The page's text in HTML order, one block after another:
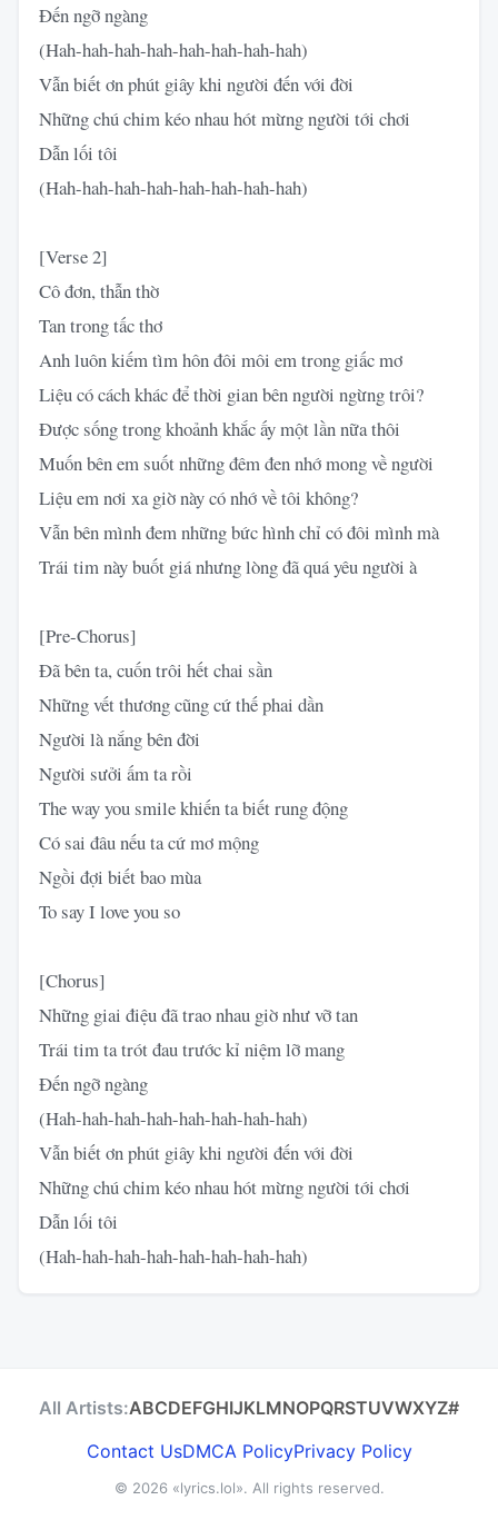
Đến ngỡ ngàng
(Hah-hah-hah-hah-hah-hah-hah-hah)
Vẫn biết ơn phút giây khi người đến với đời
Những chú chim kéo nhau hót mừng người tới chơi
Dẫn lối tôi
(Hah-hah-hah-hah-hah-hah-hah-hah)
[Verse 2]
Cô đơn, thẫn thờ
Tan trong tấc thơ
Anh luôn kiếm tìm hôn đôi môi em trong giấc mơ
Liệu có cách khác để thời gian bên người ngừng trôi?
Được sống trong khoảnh khắc ấy một lần nữa thôi
Muốn bên em suốt những đêm đen nhớ mong về người
Liệu em nơi xa giờ này có nhớ về tôi không?
Vẫn bên mình đem những bức hình chỉ có đôi mình mà
Trái tim này buốt giá nhưng lòng đã quá yêu người à
[Pre-Chorus]
Đã bên ta, cuốn trôi hết chai sần
Những vết thương cũng cứ thế phai dần
Người là nắng bên đời
Người sưởi ấm ta rồi
The way you smile khiến ta biết rung động
Có sai đâu nếu ta cứ mơ mộng
Ngồi đợi biết bao mùa
To say I love you so
[Chorus]
Những giai điệu đã trao nhau giờ như vỡ tan
Trái tim ta trót đau trước kỉ niệm lỡ mang
Đến ngỡ ngàng
(Hah-hah-hah-hah-hah-hah-hah-hah)
Vẫn biết ơn phút giây khi người đến với đời
Những chú chim kéo nhau hót mừng người tới chơi
Dẫn lối tôi
(Hah-hah-hah-hah-hah-hah-hah-hah)
All Artists:ABCDEFGHIJKLMNOPQRSTUVWXYZ#
Contact UsDMCA PolicyPrivacy Policy
© 2026 «lyrics.lol». All rights reserved.